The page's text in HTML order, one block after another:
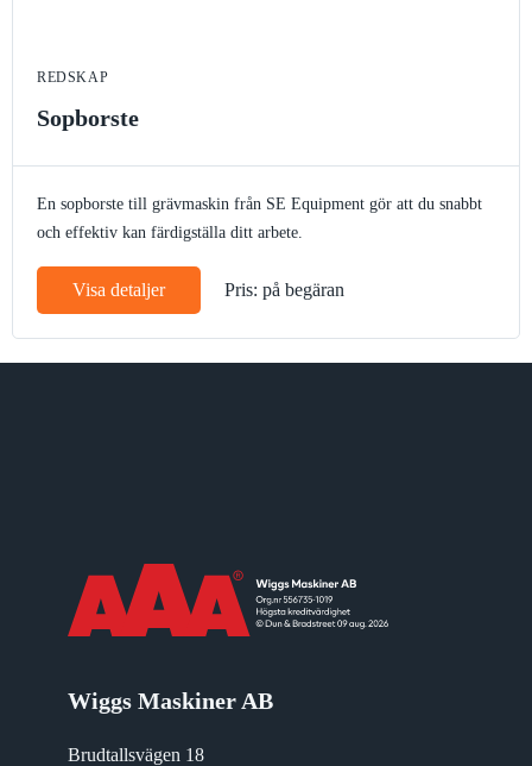
REDSKAP
Sopborste
En sopborste till grävmaskin från SE Equipment gör att du snabbt
och effektiv kan färdigställa ditt arbete.
Visa detaljer Pris: på begäran
Wiggs Maskiner AB
Brudtallsvägen 18